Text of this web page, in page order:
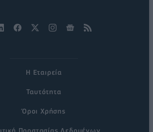
Η Εταιρεία
Ταυτότητα
Όροι Χρήσης
Προστασίας Δεδομένων